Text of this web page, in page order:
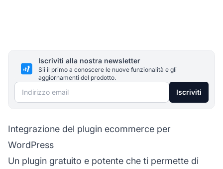
Iscriviti alla nostra newsletter
Sii il primo a conoscere le nuove funzionalità e gli
aggiornamenti del prodotto.
Indirizzo email Iscriviti
Integrazione del plugin ecommerce per
WordPress
Un plugin gratuito e potente che ti permette di